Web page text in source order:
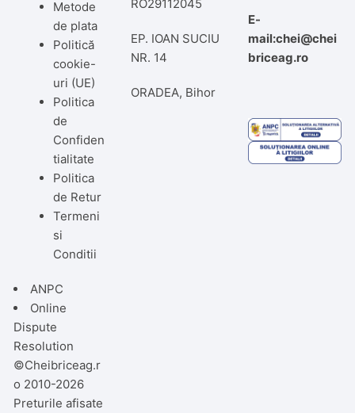
Metode
de plata
Politică
cookie-
uri (UE)
Politica
de
Confiden
tialitate
Politica
de Retur
Termeni
si
Conditii
ANPC
Online
Dispute
Resolution
RO29112045
EP. IOAN SUCIU
NR. 14
ORADEA, Bihor
E-
mail:chei@chei
briceag.ro
©Cheibriceag.r
o 2010-2026
Preturile afisate